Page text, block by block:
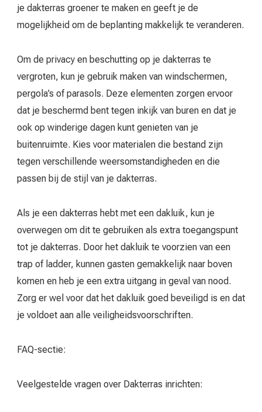
je dakterras groener te maken en geeft je de
mogelijkheid om de beplanting makkelijk te veranderen.
Om de privacy en beschutting op je dakterras te
vergroten, kun je gebruik maken van windschermen,
pergola’s of parasols. Deze elementen zorgen ervoor
dat je beschermd bent tegen inkijk van buren en dat je
ook op winderige dagen kunt genieten van je
buitenruimte. Kies voor materialen die bestand zijn
tegen verschillende weersomstandigheden en die
passen bij de stijl van je dakterras.
Als je een dakterras hebt met een dakluik, kun je
overwegen om dit te gebruiken als extra toegangspunt
tot je dakterras. Door het dakluik te voorzien van een
trap of ladder, kunnen gasten gemakkelijk naar boven
komen en heb je een extra uitgang in geval van nood.
Zorg er wel voor dat het dakluik goed beveiligd is en dat
je voldoet aan alle veiligheidsvoorschriften.
FAQ-sectie:
Veelgestelde vragen over Dakterras inrichten: